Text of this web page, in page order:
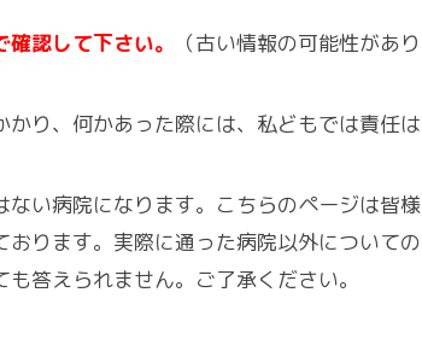
認して下さい。 （古い情報の可能性があり
り、何かあった際には、私どもでは責任は
ない病院になります。こちらのページは皆様
ります。実際に通った病院以外についての
答えられません。ご了承ください。